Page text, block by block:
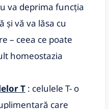
va deprima funcția
și vă va lăsa cu
– ceea ce poate
homeostazia
T : celulele T- o
care